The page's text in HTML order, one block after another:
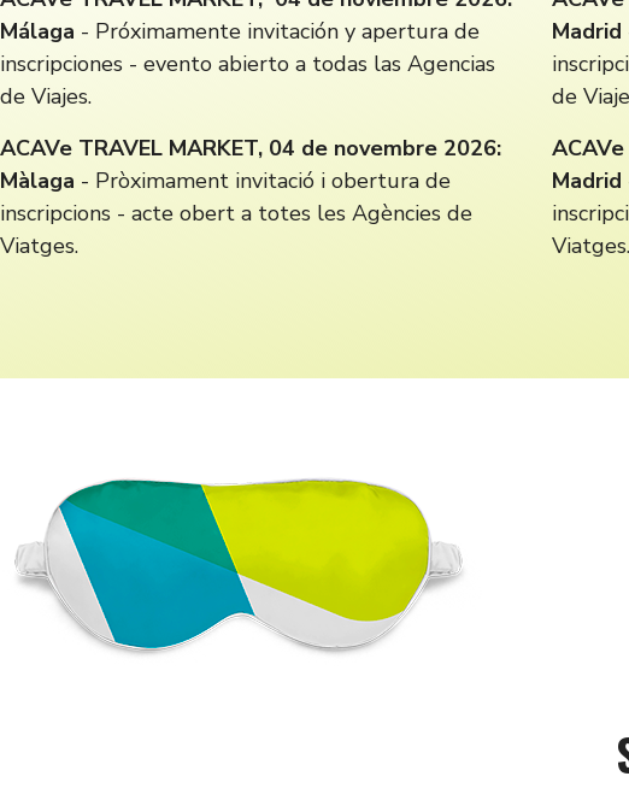
Málaga - Próximamente invitación y apertura de
inscripciones - evento abierto a todas las Agencias
de Viajes.
ACAVe TRAVEL MARKET, 04 de novembre 2026:
Màlaga - Pròximament invitació i obertura de
inscripcions - acte obert a totes les Agències de
Viatges.
Madrid
de
Madrid
Viatges.